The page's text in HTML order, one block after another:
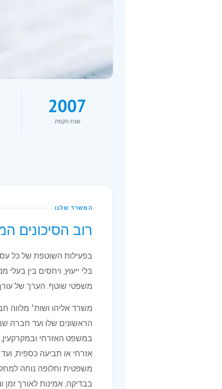
2007
שנת הקמה
המשרד שלנו
רוב הסיכונים
בפעילות השוטפת של כל
בלי ייעוץ, ויחסים בין
משפטי שוטף. הערך של
הראשונים שלו ועד חברה
במשפט האזרחי
אזרחי או תביעה כספית,
משפטית וחלופה נוחה
בבדיקה, אמינות לאורך